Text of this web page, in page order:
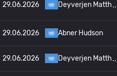
29.06.2026 Deyverjen Matth
29.06.2026 Abner Hudson
29.06.2026 Deyverjen Matth